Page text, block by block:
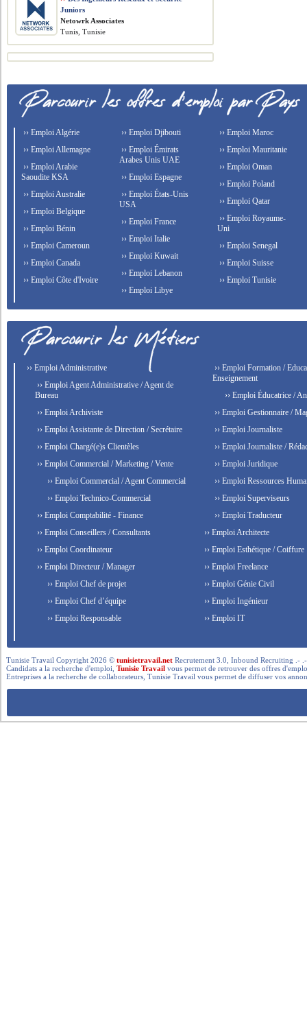
Juniors
Netowrk Associates
Tunis, Tunisie
›› Emploi Algérie
›› Emploi Allemagne
›› Emploi Arabie
Saoudite KSA
›› Emploi Australie
›› Emploi Belgique
›› Emploi Bénin
›› Emploi Cameroun
›› Emploi Canada
›› Emploi Côte d'Ivoire
›› Emploi Djibouti
›› Emploi Émirats
Arabes Unis UAE
›› Emploi Espagne
›› Emploi États-Unis
USA
›› Emploi France
›› Emploi Italie
›› Emploi Kuwait
›› Emploi Lebanon
›› Emploi Libye
›› Emploi Maroc
›› Emploi Mauritanie
›› Emploi Oman
›› Emploi Poland
›› Emploi Qatar
›› Emploi Royaume-
Uni
›› Emploi Senegal
›› Emploi Suisse
›› Emploi Tunisie
›› Emploi Administrative
›› Emploi Agent Administrative / Agent de
Bureau
›› Emploi Archiviste
›› Emploi Assistante de Direction / Secrétaire
›› Emploi Chargé(e)s Clientèles
›› Emploi Commercial / Marketing / Vente
›› Emploi Commercial / Agent Commercial
›› Emploi Technico-Commercial
›› Emploi Comptabilité - Finance
›› Emploi Conseillers / Consultants
›› Emploi Coordinateur
›› Emploi Directeur / Manager
›› Emploi Chef de projet
›› Emploi Chef d’équipe
›› Emploi Responsable
›› Emploi Formation /
Enseignement
›› Emploi Éducatrice /
›› Emploi Gestionnaire /
›› Emploi Journaliste
›› Emploi Journaliste /
›› Emploi Juridique
›› Emploi Ressources
›› Emploi Superviseurs
›› Emploi Traducteur
›› Emploi Architecte
›› Emploi Esthétique / Coiffure
›› Emploi Freelance
›› Emploi Génie Civil
›› Emploi Ingénieur
›› Emploi IT
Tunisie Travail Copyright 2026 ©tunisietravail.net Recrutement 3.0, Inbound Recruiting .-
Candidats a la recherche d'emploi,Tunisie Travail vous permet de retrouver des offres
Entreprises a la recherche de collaborateurs, Tunisie Travail vous permet de diffuser vos